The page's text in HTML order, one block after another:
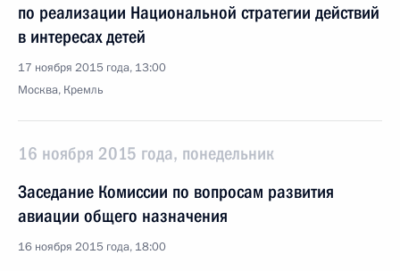
по реализации Национальной стратегии действий
в интересах детей
17 ноября 2015 года, 13:00
Москва, Кремль
16 ноября 2015 года, понедельник
Заседание Комиссии по вопросам развития
авиации общего назначения
16 ноября 2015 года, 18:00